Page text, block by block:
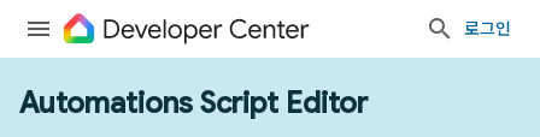
로그인
Automations Script Editor